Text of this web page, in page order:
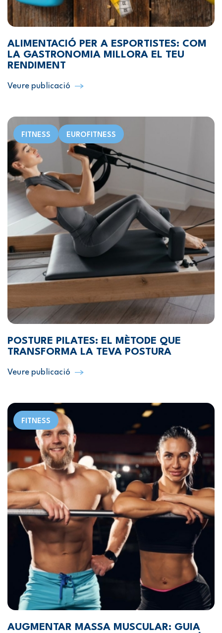
ALIMENTACIÓ PER A ESPORTISTES: COM
LA GASTRONOMIA MILLORA EL TEU
RENDIMENT
Veure publicació
FITNESS EUROFITNESS
POSTURE PILATES: EL MÈTODE QUE
TRANSFORMA LA TEVA POSTURA
Veure publicació
FITNESS
AUGMENTAR MASSA MUSCULAR: GUIA